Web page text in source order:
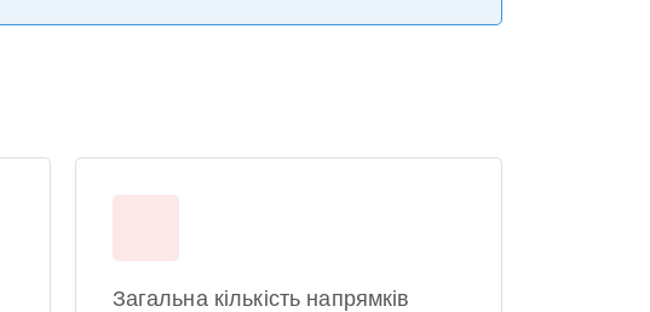
Загальна кількість напрямків